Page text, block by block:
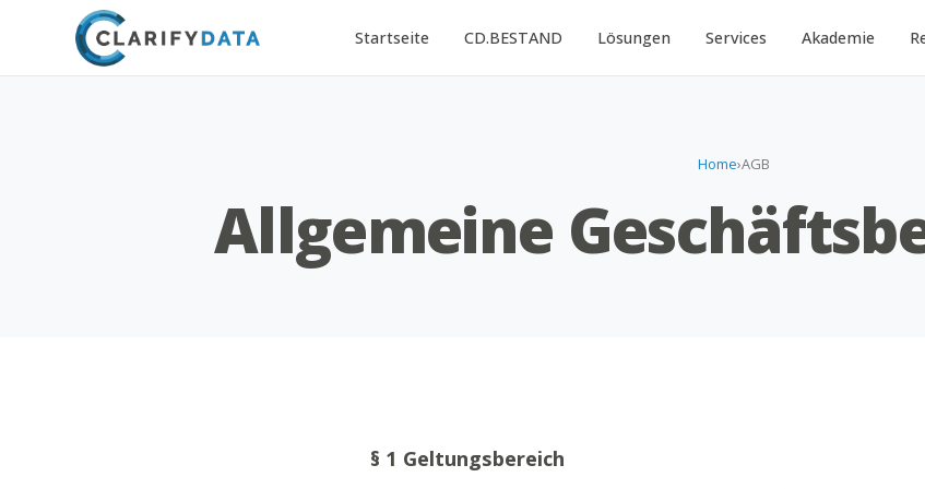
Startseite CD.BESTAND Lösungen Services Akademie
Home›AGB
Allgemeine
§ 1 Geltungsbereich